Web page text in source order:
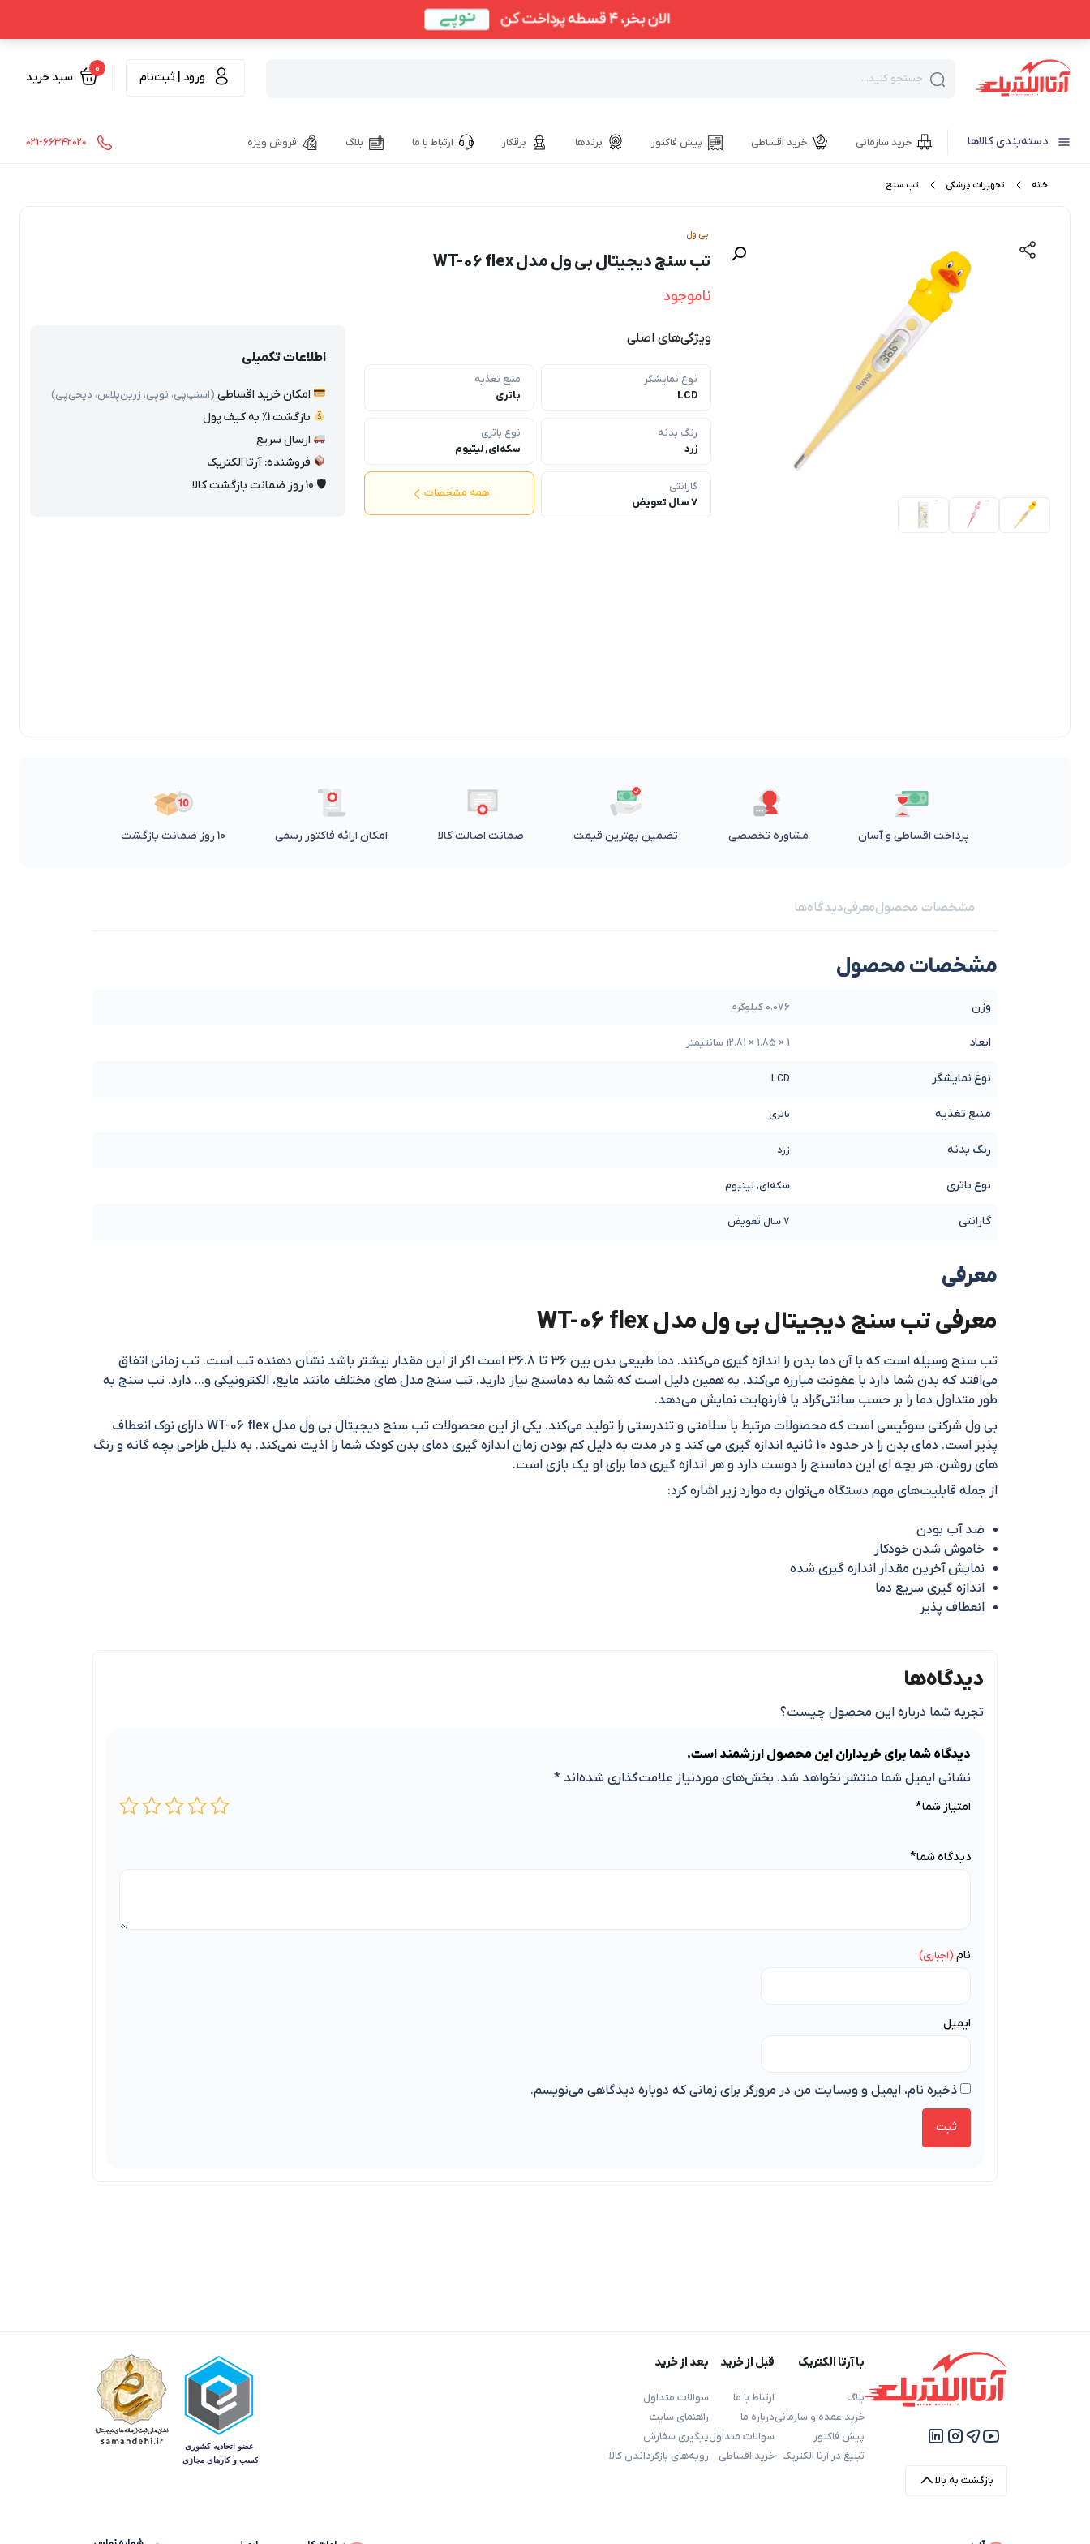
جستجو کنید... ورود | ثبت‌نام
0
سبد خرید
دسته‌بندی کالاها خرید سازمانی خرید اقساطی پیش فاکتور برندها برقکار ارتباط با ما بلاگ فروش ویژه 021-66342020
خانه تجهیزات پزشکی تب سنج
بی ول
تب سنج دیجیتال بی ول مدل WT-06 flex
ناموجود
ویژگی‌های اصلی
نوع نمایشگر
LCD
منبع تغذیه
باتری
رنگ بدنه
زرد
نوع باتری
سکه‌ای, لیتیوم
گارانتی
7 سال تعویض
همه مشخصات
اطلاعات تکمیلی
امکان خرید اقساطی (اسنپ‌پی، نوپی، زرین‌پلاس، دیجی‌پی)
بازگشت 1٪ به کیف پول
ارسال سریع
فروشنده: آرتا الکتریک
🛡 10 روز ضمانت بازگشت کالا
پرداخت اقساطی و آسان مشاوره تخصصی تضمین بهترین قیمت ضمانت اصالت کالا امکان ارائه فاکتور رسمی 10 روز ضمانت بازگشت
مشخصات محصولمعرفیدیدگاه‌ها
مشخصات محصول
وزن 0.076 کیلوگرم
ابعاد 1 × 1.85 × 12.81 سانتیمتر
نوع نمایشگر LCD
منبع تغذیه باتری
رنگ بدنه زرد
نوع باتری سکه‌ای, لیتیوم
گارانتی 7 سال تعویض
معرفی
معرفی تب سنج دیجیتال بی ول مدل WT-06 flex
تب سنج وسیله است که با آن دما بدن را اندازه گیری می‌کنند. دما طبیعی بدن بین 36 تا 36.8 است اگر از این مقدار بیشتر باشد نشان دهنده تب است. تب زمانی اتفاق
می‌افتد که بدن شما دارد با عفونت مبارزه می‌کند. به همین دلیل است که شما به دماسنج نیاز دارید. تب سنج مدل‌ های مختلف مانند مایع، الکترونیکی و… دارد. تب سنج به
طور متداول دما را بر حسب سانتی‌گراد یا فارنهایت نمایش می‌دهد.
بی ول شرکتی سوئیسی است که محصولات مرتبط با سلامتی و تندرستی را تولید می‌کند. یکی از این محصولات تب سنج دیجیتال بی ول مدل WT-06 flex دارای نوک انعطاف
پذیر است. دمای بدن را در حدود 10 ثانیه اندازه گیری می کند و در مدت به دلیل کم بودن زمان اندازه گیری دمای بدن کودک شما را اذیت نمی‌کند. به دلیل طراحی بچه گانه و رنگ
های روشن، هر بچه ای این دماسنج را دوست دارد و هر اندازه گیری دما برای او یک بازی است.
از جمله قابلیت‌های مهم دستگاه می‌توان به موارد زیر اشاره کرد:
ضد آب بودن
خاموش شدن خودکار
نمایش آخرین مقدار اندازه گیری شده
اندازه گیری سریع دما
انعطاف پذیر
دیدگاه‌ها
تجربه شما درباره این محصول چیست؟
دیدگاه شما برای خریداران این محصول ارزشمند است.
نشانی ایمیل شما منتشر نخواهد شد. بخش‌های موردنیاز علامت‌گذاری شده‌اند *
امتیاز شما*
دیدگاه شما*
نام
ایمیل
ذخیره نام، ایمیل و وبسایت من در مرورگر برای زمانی که دوباره دیدگاهی می‌نویسم.
بازگشت به بالا
با آرتا الکتریک
بلاگ
خرید عمده و سازمانی
پیش فاکتور
تبلیغ در آرتا الکتریک
قبل از خرید
ارتباط با ما
درباره ما
سوالات متداول
خرید اقساطی
بعد از خرید
سوالات متداول
راهنمای سایت
پیگیری سفارش
رویه‌های بازگرداندن کالا